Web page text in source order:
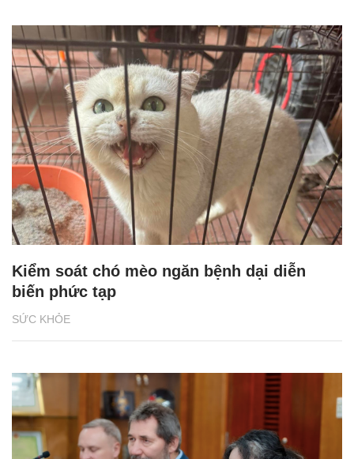
SỨC KHỎE
Kiểm soát chó mèo ngăn bệnh dại diễn
biến phức tạp